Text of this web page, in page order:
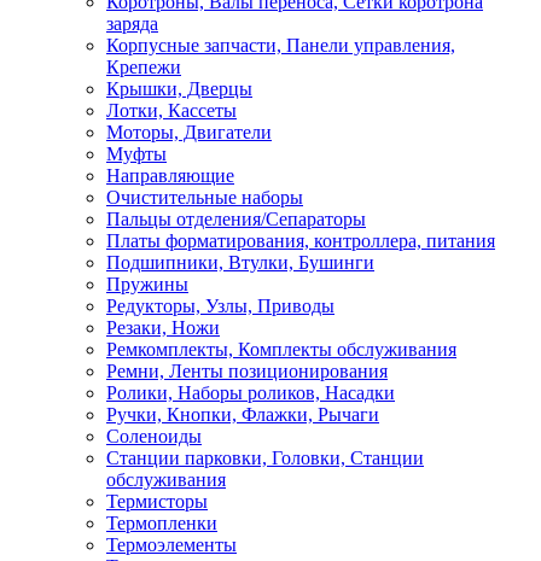
заряда
Корпусные запчасти, Панели управления,
Крепежи
Крышки, Дверцы
Лотки, Кассеты
Моторы, Двигатели
Муфты
Направляющие
Очистительные наборы
Пальцы отделения/Сепараторы
Платы форматирования, контроллера, питания
Подшипники, Втулки, Бушинги
Пружины
Редукторы, Узлы, Приводы
Резаки, Ножи
Ремкомплекты, Комплекты обслуживания
Ремни, Ленты позиционирования
Ролики, Наборы роликов, Насадки
Ручки, Кнопки, Флажки, Рычаги
Соленоиды
Станции парковки, Головки, Станции
обслуживания
Термисторы
Термопленки
Термоэлементы